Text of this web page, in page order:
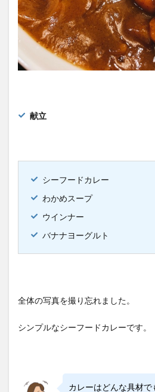
献立
シーフードカレー
わかめスープ
ウインナー
バナナヨーグルト
全体の写真を撮り忘れました。
シンプルなシーフードカレーです。
カレーはどんな具材